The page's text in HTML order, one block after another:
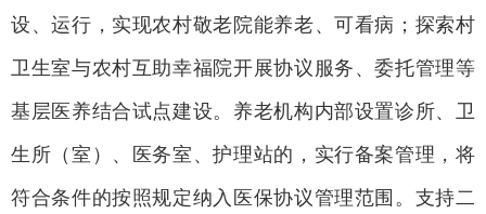
设、运行，实现农村敬老院能养老、可看病；探索村
卫生室与农村互助幸福院开展协议服务、委托管理等
基层医养结合试点建设。养老机构内部设置诊所、卫
生所（室）、医务室、护理站的，实行备案管理，将
符合条件的按照规定纳入医保协议管理范围。支持二